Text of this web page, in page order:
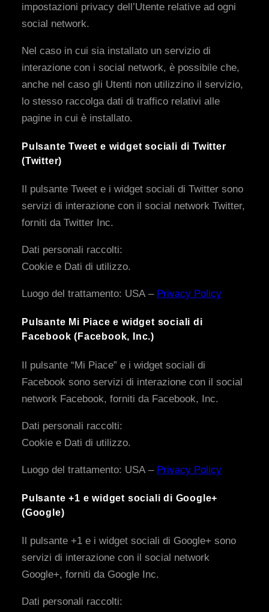
impostazioni privacy dell’Utente relative ad ogni
social network.
Nel caso in cui sia installato un servizio di
interazione con i social network, è possibile che,
anche nel caso gli Utenti non utilizzino il servizio,
lo stesso raccolga dati di traffico relativi alle
pagine in cui è installato.
Pulsante Tweet e widget sociali di Twitter
(Twitter)
Il pulsante Tweet e i widget sociali di Twitter sono
servizi di interazione con il social network Twitter,
forniti da Twitter Inc.
Dati personali raccolti:
Cookie e Dati di utilizzo.
Luogo del trattamento: USA – Privacy Policy
Pulsante Mi Piace e widget sociali di
Facebook (Facebook, Inc.)
Il pulsante “Mi Piace” e i widget sociali di
Facebook sono servizi di interazione con il social
network Facebook, forniti da Facebook, Inc.
Dati personali raccolti:
Cookie e Dati di utilizzo.
Luogo del trattamento: USA – Privacy Policy
Pulsante +1 e widget sociali di Google+
(Google)
Il pulsante +1 e i widget sociali di Google+ sono
servizi di interazione con il social network
Google+, forniti da Google Inc.
Dati personali raccolti: